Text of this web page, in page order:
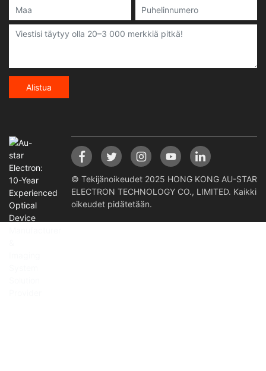
Alistua
© Tekijänoikeudet 2025 HONG KONG AU-STAR
ELECTRON TECHNOLOGY CO., LIMITED. Kaikki
oikeudet pidätetään.